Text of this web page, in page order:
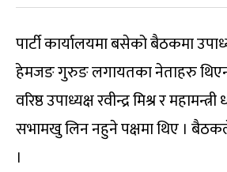
पार्टी कार्यालयमा बसेको बैठकमा
हेमजङ गुरुङ लगायतका नेताहरु
वरिष्ठ उपाध्यक्ष रवीन्द्र मिश्र र
सभामखु लिन नहुने पक्षमा थिए ।
।